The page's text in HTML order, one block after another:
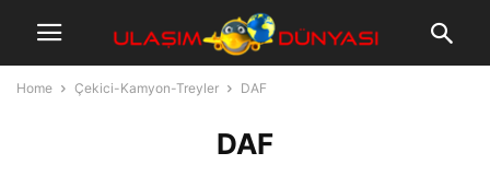
Home Çekici-Kamyon-Treyler DAF
DAF